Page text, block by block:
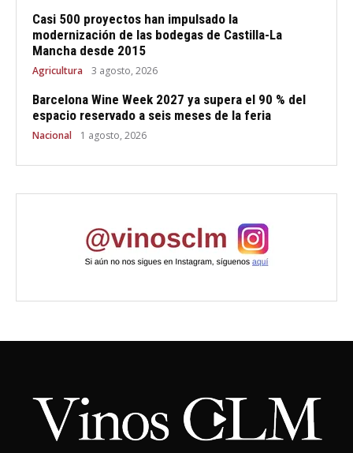
Casi 500 proyectos han impulsado la
modernización de las bodegas de Castilla-La
Mancha desde 2015
Agricultura 3 agosto, 2026
Barcelona Wine Week 2027 ya supera el 90 % del
espacio reservado a seis meses de la feria
Nacional 1 agosto, 2026